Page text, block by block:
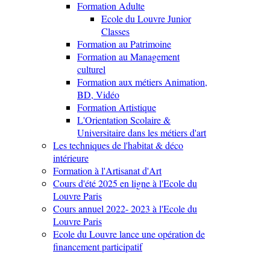
Formation Adulte
Ecole du Louvre Junior
Classes
Formation au Patrimoine
Formation au Management
culturel
Formation aux métiers Animation,
BD, Vidéo
Formation Artistique
L'Orientation Scolaire &
Universitaire dans les métiers d'art
Les techniques de l'habitat & déco
intérieure
Formation à l'Artisanat d'Art
Cours d'été 2025 en ligne à l'Ecole du
Louvre Paris
Cours annuel 2022- 2023 à l'Ecole du
Louvre Paris
Ecole du Louvre lance une opération de
financement participatif